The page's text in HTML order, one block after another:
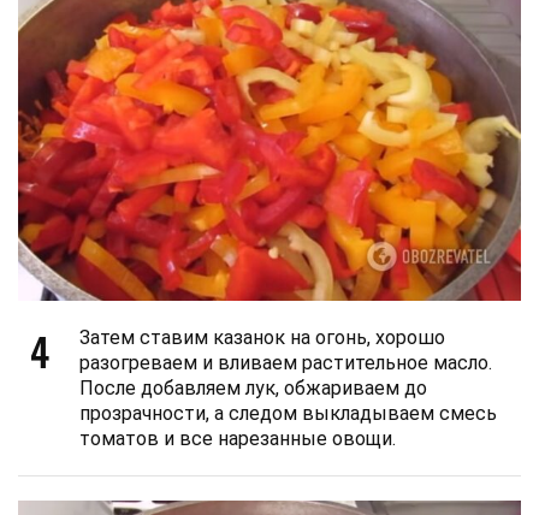
4
Затем ставим казанок на огонь, хорошо
разогреваем и вливаем растительное масло.
После добавляем лук, обжариваем до
прозрачности, а следом выкладываем смесь
томатов и все нарезанные овощи.